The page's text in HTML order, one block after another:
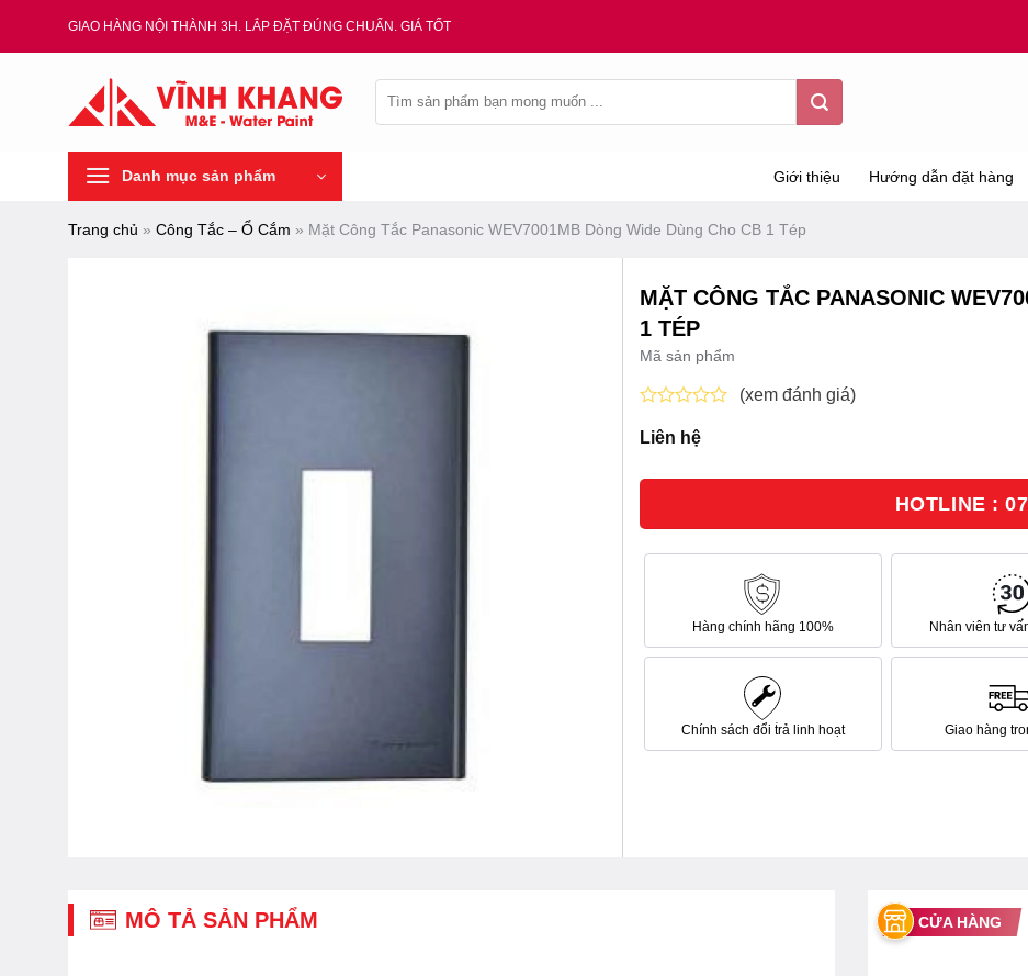
GIAO HÀNG NỘI THÀNH 3H. LẮP ĐẶT ĐÚNG CHUẨN. GIÁ TỐT
kiếm:
Danh mục sản phẩm Giới thiệu Hướng dẫn đặt hàng
Trang chủ » Công Tắc – Ổ Cắm » Mặt Công Tắc Panasonic WEV7001MB Dòng Wide Dùng Cho CB 1 Tép
MẶT CÔNG TẮC PANASONIC
1 TÉP
Mã sản phẩm
xếp
(xem đánh giá)
Liên hệ
HOTLINE :
Hàng chính hãng 100% Nhân viên tư
Chính sách đổi trả linh hoạt Giao hàng
MÔ TẢ SẢN PHẨM CỬA HÀNG